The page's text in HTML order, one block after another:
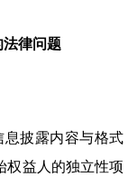
法律问题
息披露内容与格式
益人的独立性项